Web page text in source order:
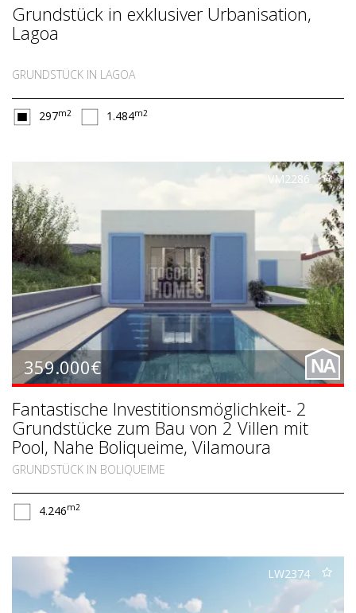
Grundstück in exklusiver Urbanisation,
Lagoa
GRUNDSTÜCK IN LAGOA
297m2 1.484m2
VM2286
359.000€ NA
Fantastische Investitionsmöglichkeit- 2
Grundstücke zum Bau von 2 Villen mit
Pool, Nahe Boliqueime, Vilamoura
GRUNDSTÜCK IN BOLIQUEIME
4.246m2
LW2374